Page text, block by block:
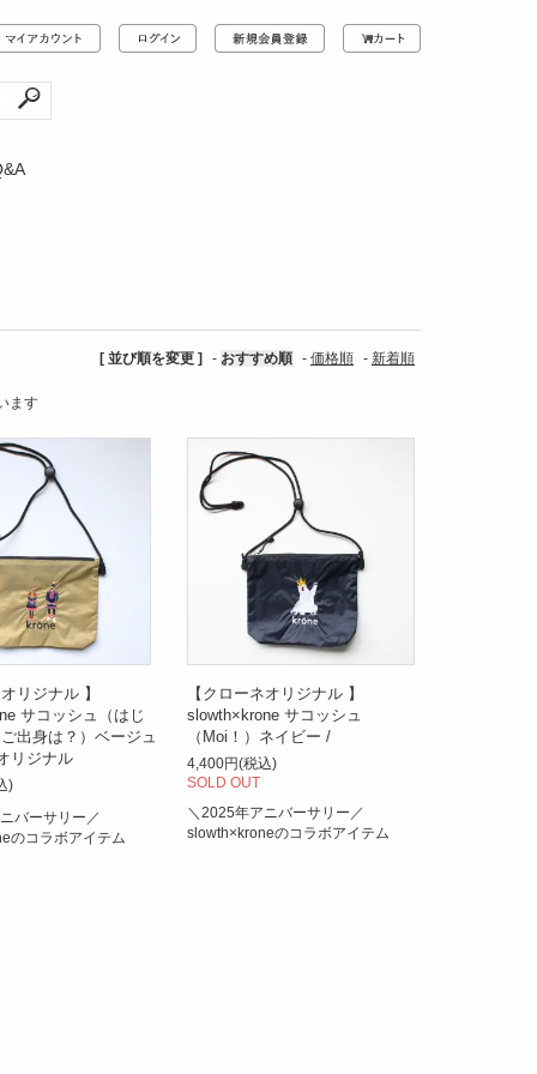
[ 並び順を変更 ] - おすすめ順 - 価格順 - 新着順
ます
リジナル 】
サコッシュ（はじ
出身は？）ベージュ
リジナル
)
バーサリー／
のコラボアイテム
【クローネオリジナル 】
slowth×krone サコッシュ
（Moi！）ネイビー /
4,400円(税込)
SOLD OUT
＼2025年アニバーサリー／
slowth×kroneのコラボアイテム